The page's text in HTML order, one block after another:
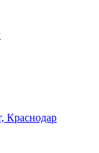
Краснодар